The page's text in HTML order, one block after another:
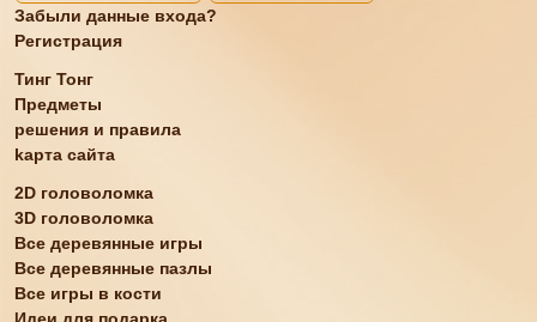
Забыли данные входа?
Регистрация
Тинг Тонг
Предметы
решения и правила
kарта сайта
2D головоломка
3D головоломка
Все деревянные игры
Все деревянные пазлы
Все игры в кости
Идеи для подарка